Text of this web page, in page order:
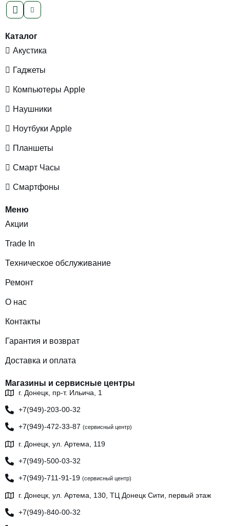
Каталог
Акустика
Гаджеты
Компьютеры Apple
Наушники
Ноутбуки Apple
Планшеты
Смарт Часы
Смартфоны
Меню
Акции
Trade In
Техническое обслуживание
Ремонт
О нас
Контакты
Гарантия и возврат
Доставка и оплата
Магазины и сервисные центры
г. Донецк, пр-т. Ильича, 1
+7(949)-203-00-32
+7(949)-472-33-87(сервисный центр)
г. Донецк, ул. Артема, 119
+7(949)-500-03-32
+7(949)-711-91-19(сервисный центр)
г. Донецк, ул. Артема, 130, ТЦ Донецк Сити, первый этаж
+7(949)-840-00-32